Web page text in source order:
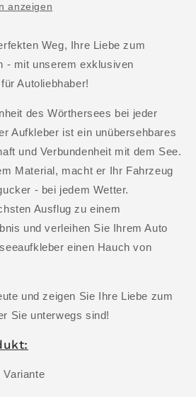
anzeigen
Weg, Ihre Liebe zum
- mit unserem exklusiven
Autoliebhaber!
des Wörthersees bei jeder
Aufkleber ist ein unübersehbares
und Verbundenheit mit dem See.
Material, macht er Ihr Fahrzeug
- bei jedem Wetter.
Ausflug zu einem
und verleihen Sie Ihrem Auto
einen Hauch von
und zeigen Sie Ihre Liebe zum
Sie unterwegs sind!
Variante